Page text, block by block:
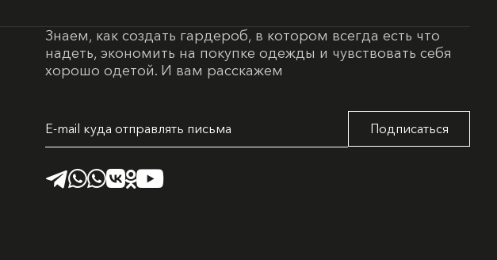
Знаем, как создать гардероб, в котором всегда есть что
надеть, экономить на покупке одежды и чувствовать себя
хорошо одетой. И вам расскажем
Подписаться